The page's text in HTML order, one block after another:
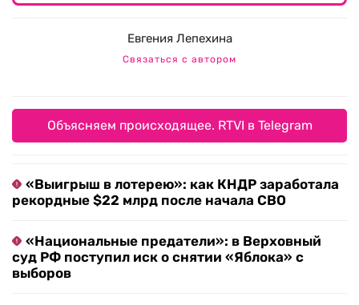
Евгения Лепехина
Связаться с автором
Объясняем происходящее. RTVI в Telegram
«Выигрыш в лотерею»: как КНДР заработала
рекордные $22 млрд после начала СВО
«Национальные предатели»: в Верховный
суд РФ поступил иск о снятии «Яблока» с
выборов